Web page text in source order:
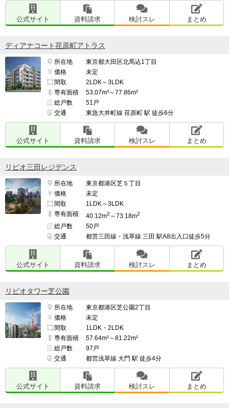
公式サイト 資料請求 検討スレ まとめ
ディアナコート荏原町アトラス
所在地
東京都大田区北馬込1丁目
価格
未定
間取
2LDK～3LDK
専有面積
53.07m²～77.86m²
総戸数
51戸
交通
東急大井町線 荏原町 駅 徒歩6分
公式サイト 資料請求 検討スレ まとめ
リビオ三田レジデンス
所在地
東京都港区芝５丁目
価格
未定
間取
1LDK～3LDK
専有面積
40.12m2 ～73.18m2
総戸数
50戸
交通
都営三田線・浅草線 三田 駅A8出入口徒歩5分
公式サイト 資料請求 検討スレ まとめ
リビオタワー芝公園
所在地
東京都港区芝公園2丁目
価格
未定
間取
1LDK・2LDK
専有面積
57.64m²～81.22m²
総戸数
97戸
交通
都営浅草線 大門 駅 徒歩4分
公式サイト 資料請求 検討スレ まとめ